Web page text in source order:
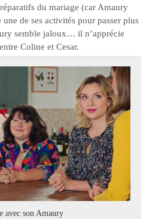
du mariage (car Amaury
de ses activités pour passer plus
semble jaloux… il n’apprécie
Coline et Cesar.
avec son Amaury